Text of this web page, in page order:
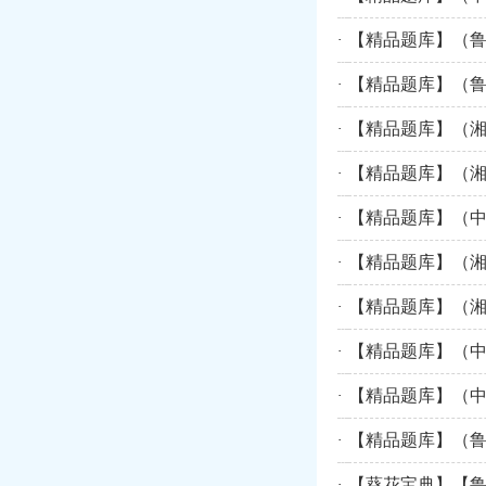
· 【精品题库】（
· 【精品题库】（
· 【精品题库】（
· 【精品题库】（
· 【精品题库】（
· 【精品题库】（
· 【精品题库】（
· 【精品题库】（
· 【精品题库】（
· 【精品题库】（